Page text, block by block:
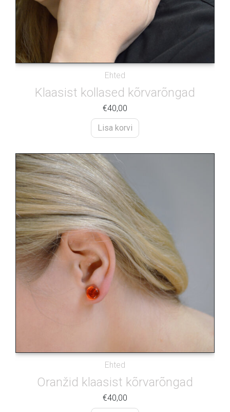
Ehted
Klaasist kollased kõrvarõngad
€40,00
Lisa korvi
Ehted
Oranžid klaasist kõrvarõngad
€40,00